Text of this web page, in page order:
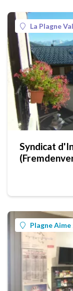
La Plagne
Syndicat
Plagne Aime